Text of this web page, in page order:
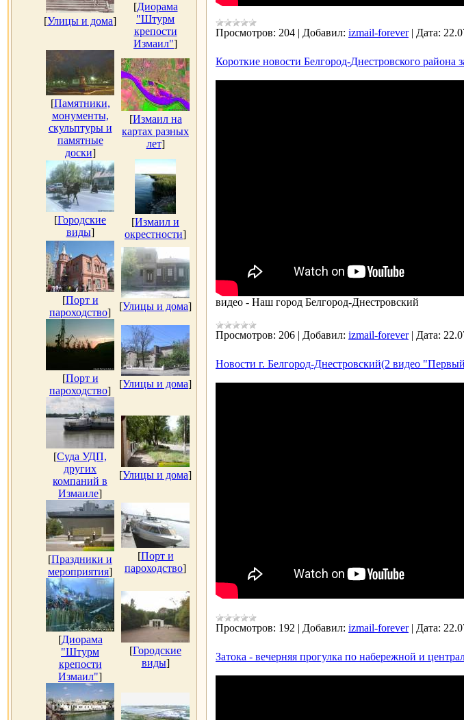
[Улицы и дома]
[Диорама
"Штурм
крепости
Измаил"]
[Памятники,
монументы,
скульптуры и
памятные
доски]
[Измаил на
картах разных
лет]
[Городские
виды]
[Измаил и
окрестности]
[Порт и
пароходство]
[Улицы и дома]
[Порт и
пароходство]
[Улицы и дома]
[Суда УДП,
других
компаний в
Измаиле]
[Улицы и дома]
[Праздники и
мероприятия]
[Порт и
пароходство]
[Диорама
"Штурм
крепости
Измаил"]
[Городские
виды]
Просмотров: 204 | Добавил: izmail-forever | Дата:
Короткие новости Белгород-Днестровского района
видео - Наш город Белгород-Днестровский
Просмотров: 206 | Добавил: izmail-forever | Дата:
Новости г. Белгород-Днестровский(2 видео
Просмотров: 192 | Добавил: izmail-forever | Дата:
Затока - вечерняя прогулка по набережной и